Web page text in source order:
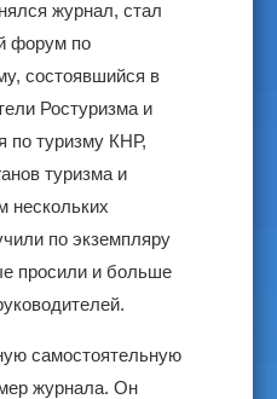
журнал, стал
форум по
состоявшийся в
Ростуризма и
по туризму КНР,
туризма и
нескольких
по экземпляру
просили и больше
самостоятельную
журнала. Он